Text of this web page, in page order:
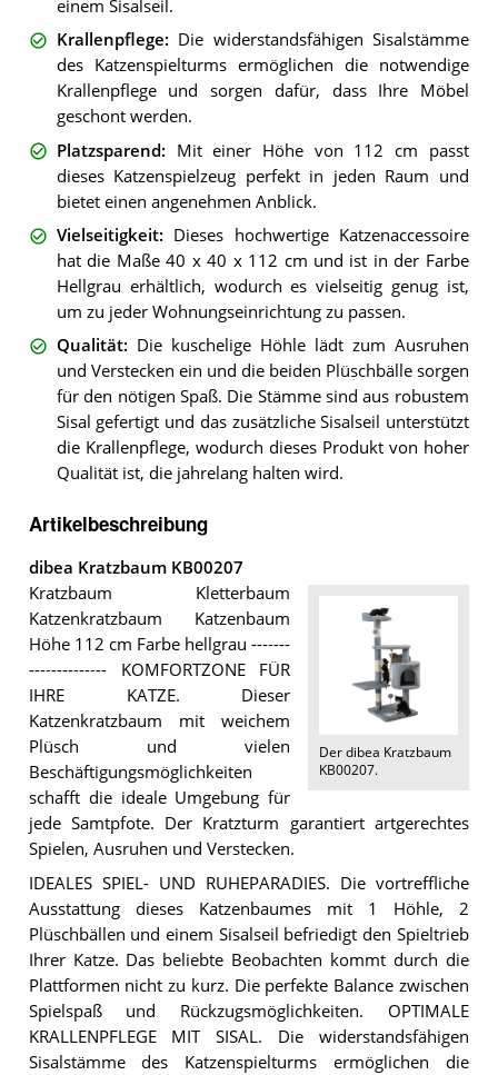
einem Sisalseil.
Krallenpflege: Die widerstandsfähigen Sisalstämme
des Katzenspielturms ermöglichen die notwendige
Krallenpflege und sorgen dafür, dass Ihre Möbel
geschont werden.
Platzsparend: Mit einer Höhe von 112 cm passt
dieses Katzenspielzeug perfekt in jeden Raum und
bietet einen angenehmen Anblick.
Vielseitigkeit: Dieses hochwertige Katzenaccessoire
hat die Maße 40 x 40 x 112 cm und ist in der Farbe
Hellgrau erhältlich, wodurch es vielseitig genug ist,
um zu jeder Wohnungseinrichtung zu passen.
Qualität: Die kuschelige Höhle lädt zum Ausruhen
und Verstecken ein und die beiden Plüschbälle sorgen
für den nötigen Spaß. Die Stämme sind aus robustem
Sisal gefertigt und das zusätzliche Sisalseil unterstützt
die Krallenpflege, wodurch dieses Produkt von hoher
Qualität ist, die jahrelang halten wird.
Artikelbeschreibung
dibea Kratzbaum KB00207
Der dibea Kratzbaum
KB00207.
Kratzbaum Kletterbaum
Katzenkratzbaum Katzenbaum
Höhe 112 cm Farbe hellgrau -------
-------------- KOMFORTZONE FÜR
IHRE KATZE. Dieser
Katzenkratzbaum mit weichem
Plüsch und vielen
Beschäftigungsmöglichkeiten
schafft die ideale Umgebung für
jede Samtpfote. Der Kratzturm garantiert artgerechtes
Spielen, Ausruhen und Verstecken.
IDEALES SPIEL- UND RUHEPARADIES. Die vortreffliche
Ausstattung dieses Katzenbaumes mit 1 Höhle, 2
Plüschbällen und einem Sisalseil befriedigt den Spieltrieb
Ihrer Katze. Das beliebte Beobachten kommt durch die
Plattformen nicht zu kurz. Die perfekte Balance zwischen
Spielspaß und Rückzugsmöglichkeiten. OPTIMALE
KRALLENPFLEGE MIT SISAL. Die widerstandsfähigen
Sisalstämme des Katzenspielturms ermöglichen die